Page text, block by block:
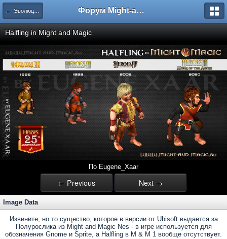
← Эволюция существ во вселенной Might and Magic Форум Might-and-Magic.ru
Halfling in Might and Magic
По Eugene_Xaar
← Previous Next →
Image Data
Извините, но то существо, которое в версии от Ubisoft выдается за
Полурослика из Might and Magic Nes - в игре используется для
обозначения Gnome и Sprite, а Halfling в M & M 1 вообще отсутствует.